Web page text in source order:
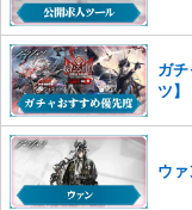
ガ
ツ】
ウァ